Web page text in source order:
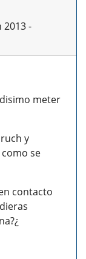
2013 -
meter
y
se
contacto